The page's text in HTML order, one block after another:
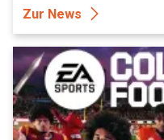
Zur News